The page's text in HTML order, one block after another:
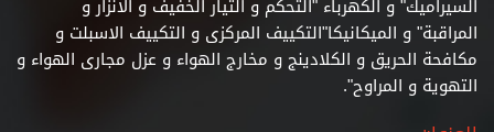
المراقبة" و الميكانيكا"التكييف المركزى و التكييف الاسبلت و
مكافحة الحريق و الكلادينج و مخارج الهواء و عزل مجارى الهواء و
التهوية و المراوح".